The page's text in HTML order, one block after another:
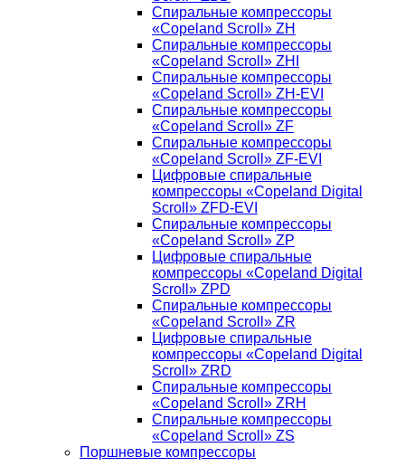
Спиральные компрессоры
«Copeland Scroll» ZH
Спиральные компрессоры
«Copeland Scroll» ZHI
Спиральные компрессоры
«Copeland Scroll» ZH-EVI
Спиральные компрессоры
«Copeland Scroll» ZF
Спиральные компрессоры
«Copeland Scroll» ZF-EVI
Цифровые спиральные
компрессоры «Copeland Digital
Scroll» ZFD-EVI
Спиральные компрессоры
«Copeland Scroll» ZP
Цифровые спиральные
компрессоры «Copeland Digital
Scroll» ZPD
Спиральные компрессоры
«Copeland Scroll» ZR
Цифровые спиральные
компрессоры «Copeland Digital
Scroll» ZRD
Спиральные компрессоры
«Copeland Scroll» ZRH
Спиральные компрессоры
«Copeland Scroll» ZS
Поршневые компрессоры